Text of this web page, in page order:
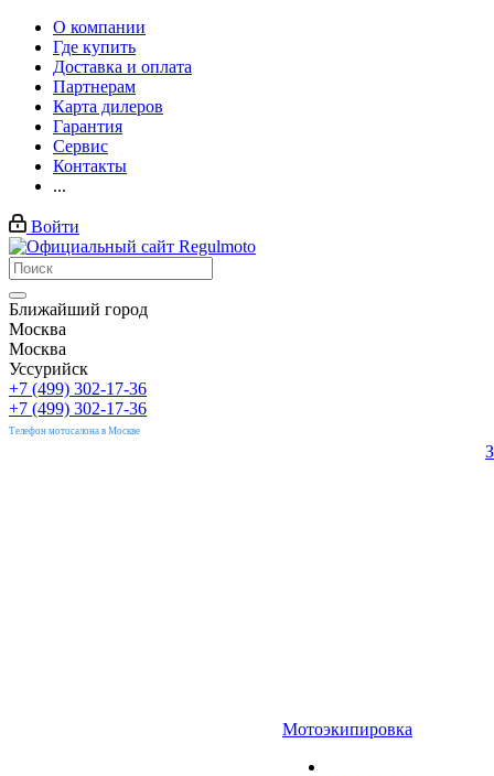
О компании
Где купить
Доставка и оплата
Партнерам
Карта дилеров
Гарантия
Сервис
Контакты
...
Войти
Ближайший город
Москва
Москва
Уссурийск
+7 (499) 302-17-36
+7 (499) 302-17-36
Телефон мотосалона в Москве
Мотоэкипировка